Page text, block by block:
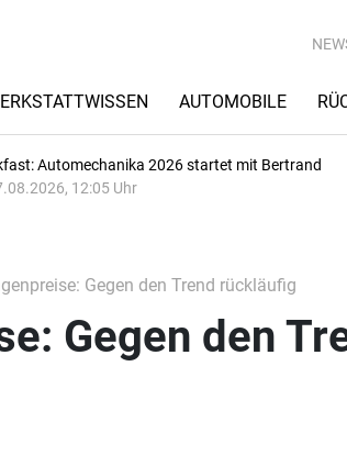
AUTOMOBILE
Automechanika 2026 startet mit Bertrand
12:05 Uhr
Gegen den Trend rückläufig
Gegen den